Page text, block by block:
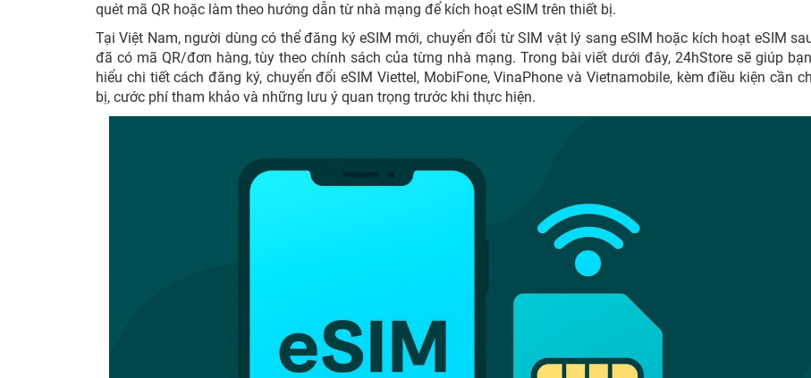
quét mã QR hoặc làm theo hướng dẫn từ nhà mạng để kích hoạt eSIM trên thiết bị.
Tại Việt Nam, người dùng có thể đăng ký eSIM mới, chuyển đổi từ SIM vật lý sang eSIM hoặc kích hoạt eSIM
đã có mã QR/đơn hàng, tùy theo chính sách của từng nhà mạng. Trong bài viết dưới đây, 24hStore sẽ giúp
hiểu chi tiết cách đăng ký, chuyển đổi eSIM Viettel, MobiFone, VinaPhone và Vietnamobile, kèm điều kiện cần
bị, cước phí tham khảo và những lưu ý quan trọng trước khi thực hiện.